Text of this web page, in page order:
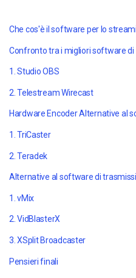
Che cos'è il software per lo
Confronto tra i migliori software di
1. Studio OBS
2. Telestream Wirecast
Hardware Encoder Alternative al
1. TriCaster
2. Teradek
Alternative al software di
1. vMix
2. VidBlasterX
3. XSplit Broadcaster
Pensieri finali